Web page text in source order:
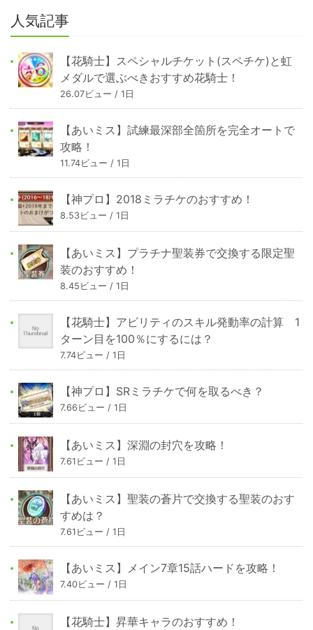
人気記事
【花騎士】スペシャルチケット(スペチケ)と虹
メダルで選ぶべきおすすめ花騎士！
26.07ビュー / 1日
【あいミス】試練最深部全箇所を完全オートで
攻略！
11.74ビュー / 1日
【神プロ】2018ミラチケのおすすめ！
8.53ビュー / 1日
【あいミス】プラチナ聖装券で交換する限定聖
装のおすすめ！
8.45ビュー / 1日
【花騎士】アビリティのスキル発動率の計算 1
ターン目を100％にするには？
7.74ビュー / 1日
【神プロ】SRミラチケで何を取るべき？
7.66ビュー / 1日
【あいミス】深淵の封穴を攻略！
7.61ビュー / 1日
【あいミス】聖装の蒼片で交換する聖装のおす
すめは？
7.61ビュー / 1日
【あいミス】メイン7章15話ハードを攻略！
7.40ビュー / 1日
【花騎士】昇華キャラのおすすめ！